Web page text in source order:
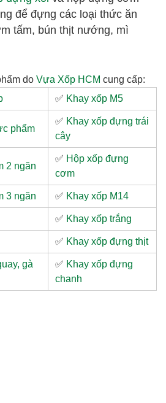
để đựng các loại thức ăn
tấm, bún thịt nướng, mì
do Vựa Xốp HCM cung cấp:
✅ Khay xốp M5
phẩm
✅ Khay xốp đựng trái
cây
2 ngăn
✅ Hộp xốp đựng
cơm
3 ngăn ✅ Khay xốp M14
✅ Khay xốp trắng
✅ Khay xốp đựng thịt
gà
✅ Khay xốp đựng
chanh